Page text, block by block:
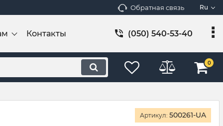
Обратная связь Ru
Контакты (050) 540-53-40
0
Артикул: 500261-UA